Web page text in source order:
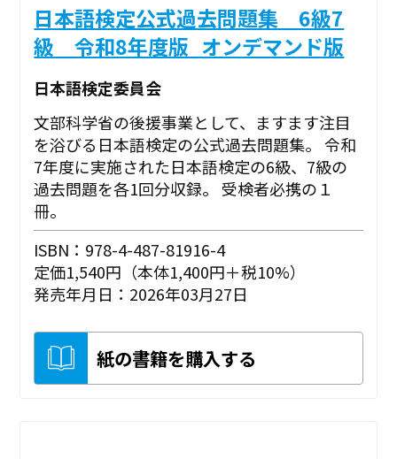
日本語検定公式過去問題集 6級7
級 令和8年度版_オンデマンド版
日本語検定委員会
文部科学省の後援事業として、ますます注目
を浴びる日本語検定の公式過去問題集。 令和
7年度に実施された日本語検定の6級、7級の
過去問題を各1回分収録。 受検者必携の１
冊。
ISBN：978-4-487-81916-4
定価1,540円（本体1,400円＋税10%）
発売年月日：2026年03月27日
紙の書籍を購入する